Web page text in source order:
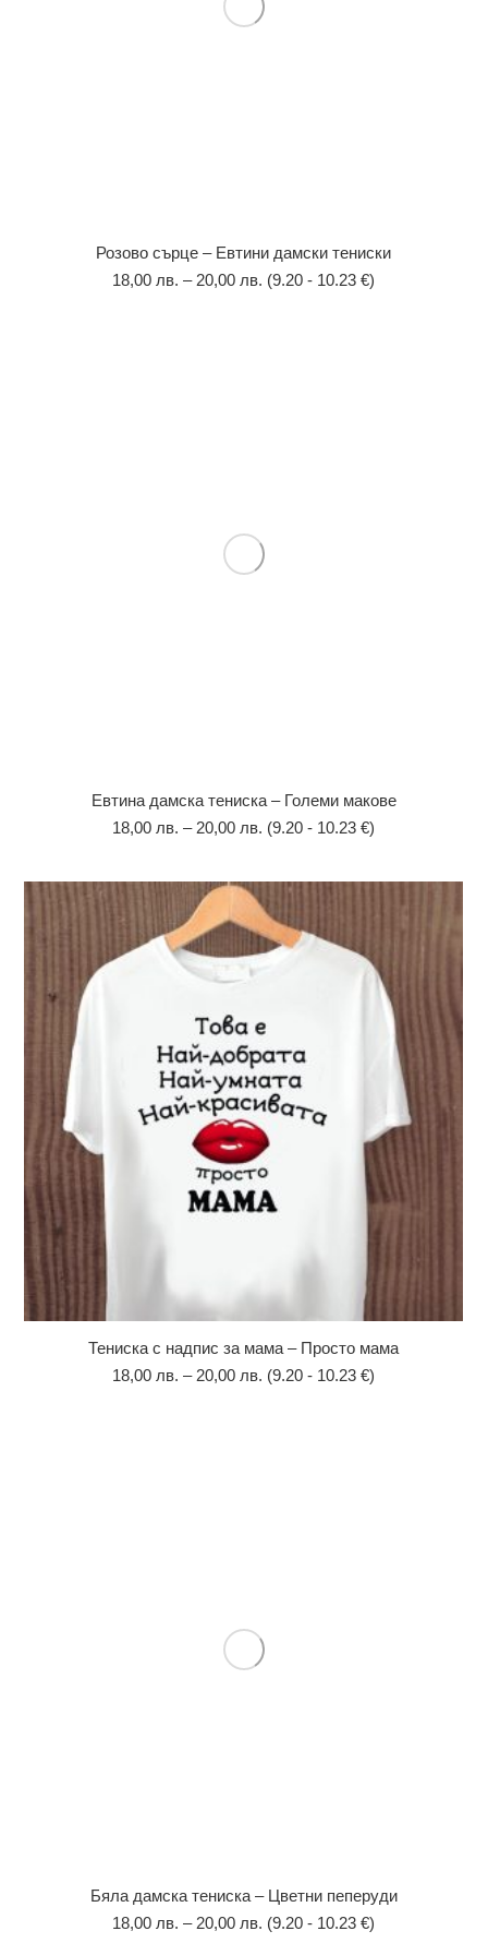
Розово сърце – Евтини дамски тениски
18,00 лв. – 20,00 лв. (9.20 - 10.23 €)
Евтина дамска тениска – Големи макове
18,00 лв. – 20,00 лв. (9.20 - 10.23 €)
Тениска с надпис за мама – Просто мама
18,00 лв. – 20,00 лв. (9.20 - 10.23 €)
Бяла дамска тениска – Цветни пеперуди
18,00 лв. – 20,00 лв. (9.20 - 10.23 €)